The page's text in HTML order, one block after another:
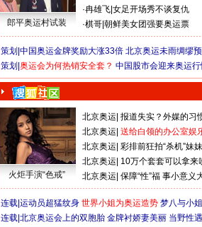
郎平奥运村试装
·冉雄飞 女足开场秀不谈复仇
·棋哥 朝鲜美女团强要奥运票
策划| 中国奥运金牌奖励大涨33倍 北京奥运未雨绸缪
策划| 奥运会为何热销安全套？ 中国股市会迎来奥运行
火炬手演“色戒”
北京奥运 报道失实？外媒的习
北京奥运 送给白领的办公室娱
北京奥运 彩排前狂拍“杀机”妹妹
北京奥运 10万个套套可以拿来
北京奥运 保障“性”福 事小意义
连载| 运动员超猛纹身 世界小姐为奥运造势 梦八与小
连载| 北京奥运会上的双胞胎 金牌衬娇妻美丽 当野性